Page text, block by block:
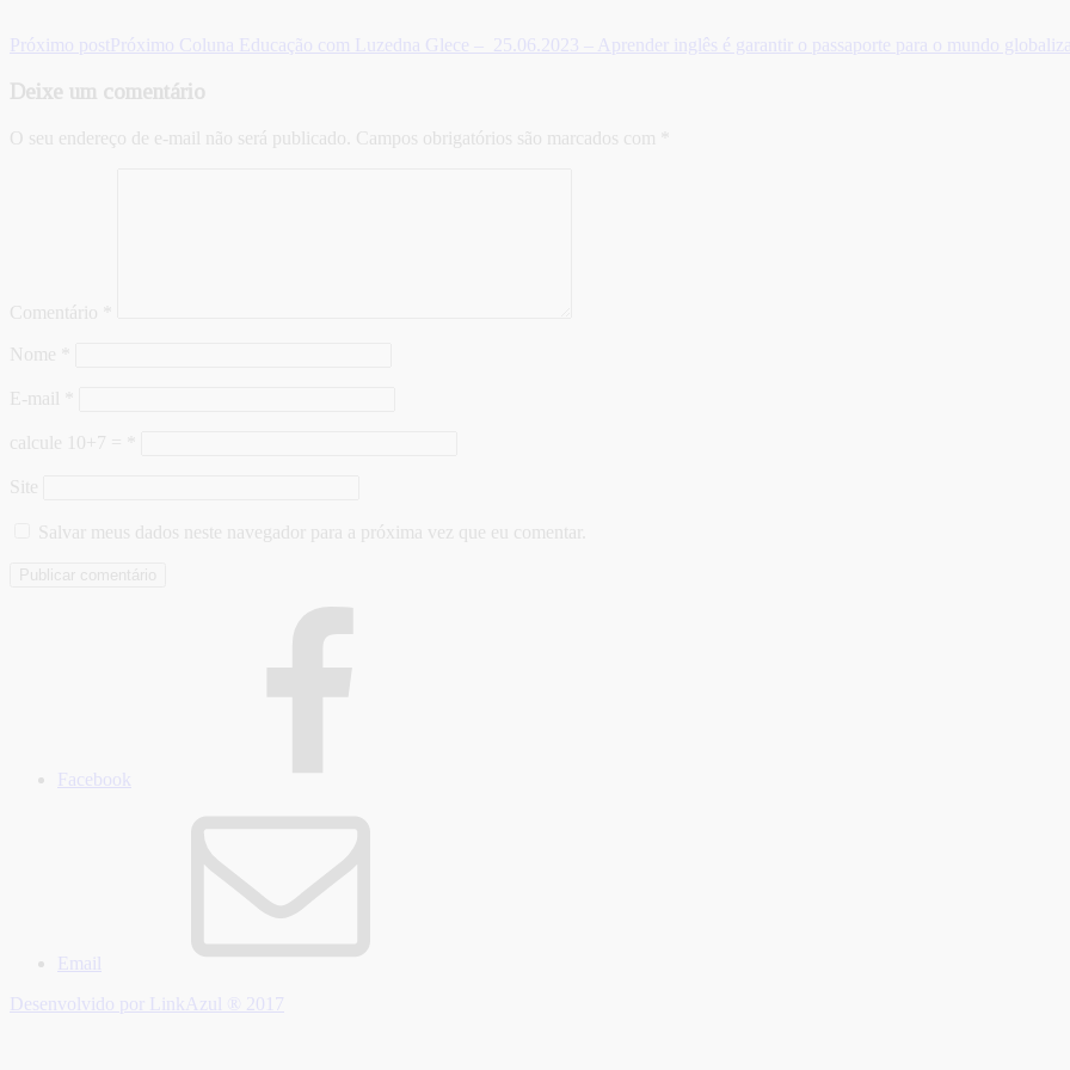
Próximo post Próximo Coluna Educação com Luzedna Glece – 25.06.2023 – Aprender inglês é garantir o passaporte para o mundo
Deixe um comentário
O seu endereço de e-mail não será publicado. Campos obrigatórios são marcados com
Comentário
Nome
E-mail
calcule 10+7 =
Site
Salvar meus dados neste navegador para a próxima vez que eu comentar.
Facebook
Email
Desenvolvido por LinkAzul ® 2017